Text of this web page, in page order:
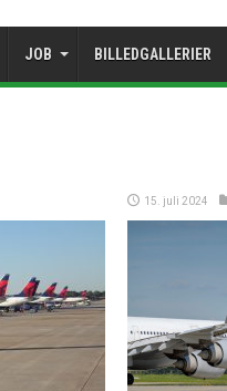
JOB BILLEDGALLERIER
15. juli 2024